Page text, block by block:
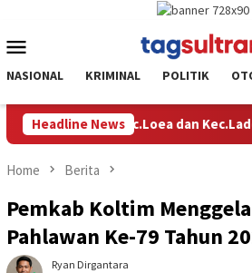
content
Menu
NASIONAL KRIMINAL POLITIK
Headline News
Ketua Komisi II DPRD Kolaka
Home Berita
Pemkab Koltim
Pahlawan Ke-79 Tahun
Ryan Dirgantara